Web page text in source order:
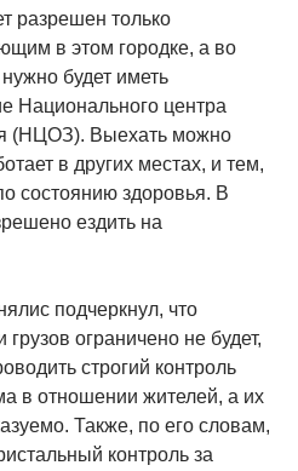
разрешен только
в этом городке, а во
будет иметь
Национального центра
(НЦОЗ). Выехать можно
в других местах, и тем,
состоянию здоровья. В
ездить на
подчеркнул, что
ограничено не будет,
строгий контроль
в отношении жителей, а их
Также, по его словам,
контроль за